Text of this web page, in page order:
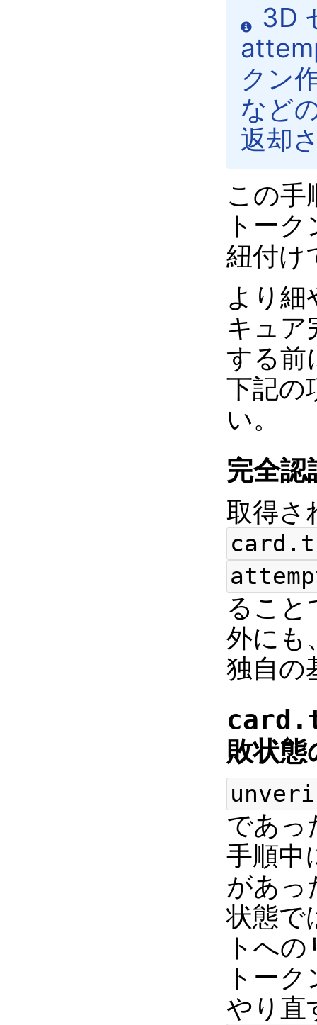
3D
クン
など
返却
この手
トー
紐付け
より細
キュア
する前
下記の
い。
完全認
取得さ
ること
外にも
独自の
敗状態
であっ
手順中
があっ
状態で
トへ
トー
やり直